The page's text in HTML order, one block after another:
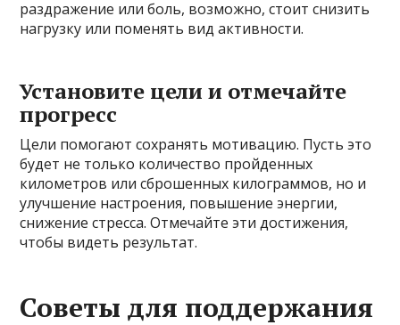
раздражение или боль, возможно, стоит снизить
нагрузку или поменять вид активности.
Установите цели и отмечайте
прогресс
Цели помогают сохранять мотивацию. Пусть это
будет не только количество пройденных
километров или сброшенных килограммов, но и
улучшение настроения, повышение энергии,
снижение стресса. Отмечайте эти достижения,
чтобы видеть результат.
Советы для поддержания